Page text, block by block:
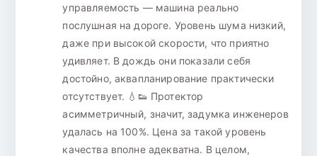
управляемость — машина реально
послушная на дороге. Уровень шума низкий,
даже при высокой скорости, что приятно
удивляет. В дождь они показали себя
достойно, аквапланирование практически
отсутствует. 💧👟 Протектор
асимметричный, значит, задумка инженеров
удалась на 100%. Цена за такой уровень
качества вполне адекватна. В целом,